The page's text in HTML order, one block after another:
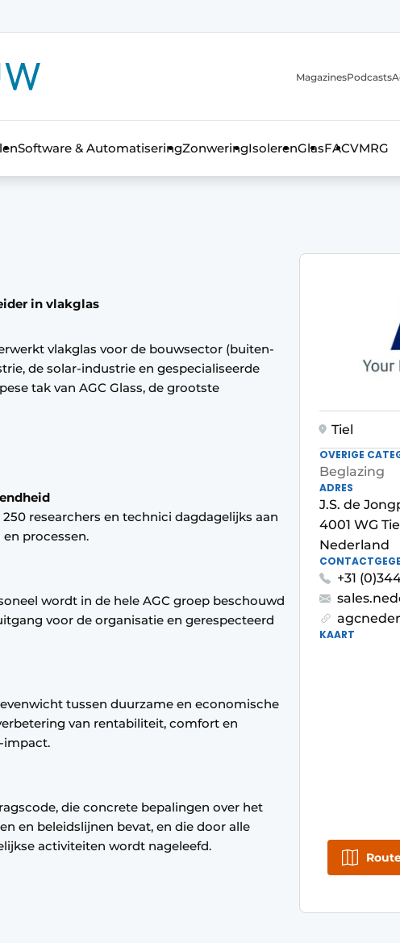
MagazinesPodcasts
Software & AutomatiseringZonweringIsolerenGlasFACVMRG
in vlakglas
vlakglas voor de bouwsector (buiten-
de solar-industrie en gespecialiseerde
tak van AGC Glass, de grootste
researchers en technici dagdagelijks aan
processen.
wordt in de hele AGC groep beschouwd
voor de organisatie en gerespecteerd
tussen duurzame en economische
van rentabiliteit, comfort en
impact.
die concrete bepalingen over het
en beleidslijnen bevat, en die door alle
activiteiten wordt nageleefd.
Tiel
OVERIGE
Beglazing
ADRES
J.S. de
4001 WG
Nederland
+31
KAART